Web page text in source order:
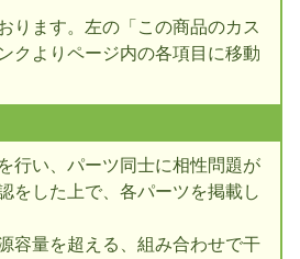
ります。左の「この商品のカス
クよりページ内の各項目に移動
行い、パーツ同士に相性問題が
をした上で、各パーツを掲載し
容量を超える、組み合わせで干